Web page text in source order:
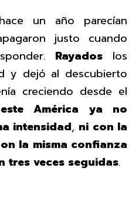
un año parecían
justo cuando
Rayados los
y dejó al descubierto
creciendo desde el
este América ya no
intensidad, ni con la
la misma confianza
tres veces seguidas.